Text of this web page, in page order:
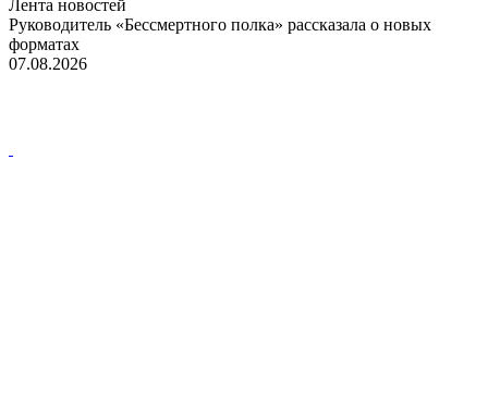
Лента новостей
Руководитель «Бессмертного полка» рассказала о новых
форматах
07.08.2026